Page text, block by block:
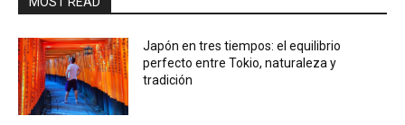
Japón en tres tiempos: el equilibrio
perfecto entre Tokio, naturaleza y
tradición